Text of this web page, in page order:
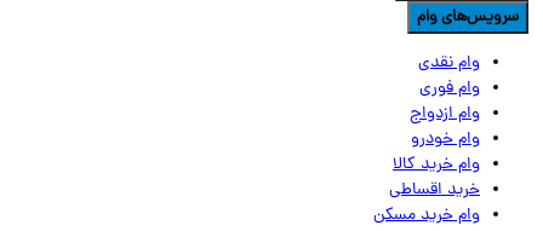
وام
وام نقدی
وام فوری
وام ازدواج
وام خودرو
وام خرید کالا
خرید اقساطی
وام خرید مسکن